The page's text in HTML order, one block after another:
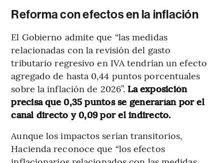
Reforma con efectos en la inflación
El Gobierno admite que “las medidas
relacionadas con la revisión del gasto
tributario regresivo en IVA tendrían un efecto
agregado de hasta 0,44 puntos porcentuales
sobre la inflación de 2026”. La exposición
precisa que 0,35 puntos se generarían por el
canal directo y 0,09 por el indirecto.
Aunque los impactos serían transitorios,
Hacienda reconoce que “los efectos